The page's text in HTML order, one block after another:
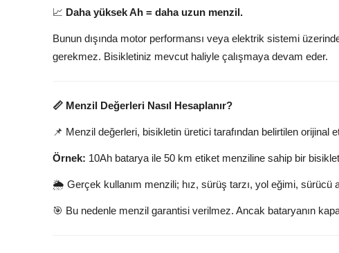
📈 Daha yüksek Ah = daha uzun menzil.
Bunun dışında motor performansı veya elektrik sistemi
gerekmez. Bisikletiniz mevcut haliyle çalışmaya devam eder.
📏 Menzil Değerleri Nasıl Hesaplanır?
📌 Menzil değerleri, bisikletin üretici tarafından belirtilen orijinal
Örnek: 10Ah batarya ile 50 km etiket menziline sahip bir
🌦️ Gerçek kullanım menzili; hız, sürüş tarzı, yol eğimi, sürücü
🎯 Bu nedenle menzil garantisi verilmez. Ancak bataryanın